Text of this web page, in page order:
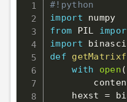
#!python
import
from PIL
import
def
with
open (
    hexst
=